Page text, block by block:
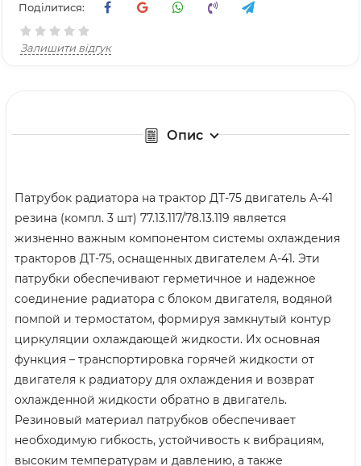
Поділитися:
Залишити відгук
Опис
Патрубок радиатора на трактор ДТ-75 двигатель А-41
резина (компл. 3 шт) 77.13.117/78.13.119 является
жизненно важным компонентом системы охлаждения
тракторов ДТ-75, оснащенных двигателем А-41. Эти
патрубки обеспечивают герметичное и надежное
соединение радиатора с блоком двигателя, водяной
помпой и термостатом, формируя замкнутый контур
циркуляции охлаждающей жидкости. Их основная
функция – транспортировка горячей жидкости от
двигателя к радиатору для охлаждения и возврат
охлажденной жидкости обратно в двигатель.
Резиновый материал патрубков обеспечивает
необходимую гибкость, устойчивость к вибрациям,
высоким температурам и давлению, а также